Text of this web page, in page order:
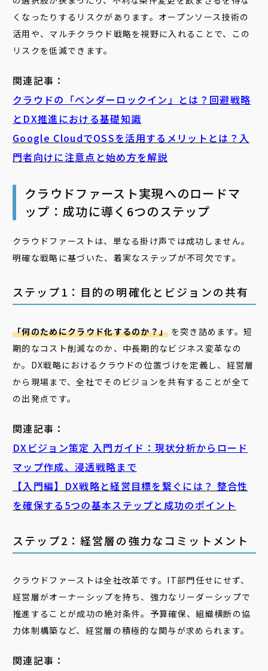
くなったりするリスクがあります。オープンソース技術の
活用や、マルチクラウド戦略を視野に入れることで、この
リスクを低減できます。
関連記事：
クラウドの「ベンダーロックイン」とは？回避戦略
とDX推進における基礎知識
Google CloudでOSSを活用するメリットとは？入
門者向けに注意点と始め方を解説
クラウドファースト実現へのロードマ
ップ：成功に導く6つのステップ
クラウドファーストは、単なる掛け声では成功しません。
明確な戦略に基づいた、着実なステップが不可欠です。
ステップ1：目的の明確化とビジョンの共有
「何のためにクラウド化するのか？」 を突き詰めます。短
期的なコスト削減なのか、中長期的なビジネス変革なの
か。DX戦略におけるクラウドの位置づけを定義し、経営層
から現場まで、全社でそのビジョンを共有することが全て
の出発点です。
関連記事：
DXビジョン策定 入門ガイド：現状分析からロード
マップ作成、浸透戦略まで
【入門編】DX戦略と経営目標を繋ぐには？ 整合性
を確保する5つの基本ステップと成功のポイント
ステップ2：経営層の強力なコミットメント
クラウドファーストは全社改革です。IT部門任せにせず、
経営層がオーナーシップを持ち、強力なリーダーシップで
推進することが成功の絶対条件。予算確保、組織横断の協
力体制構築など、経営層の積極的な関与が求められます。
関連記事：